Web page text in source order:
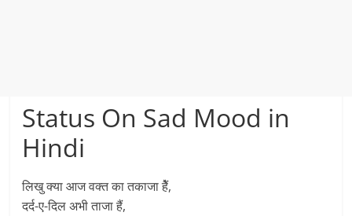
Status On Sad Mood in
Hindi
लिखु क्या आज वक्त का तकाजा हेैं,
दर्द-ए-दिल अभी ताजा हैं,